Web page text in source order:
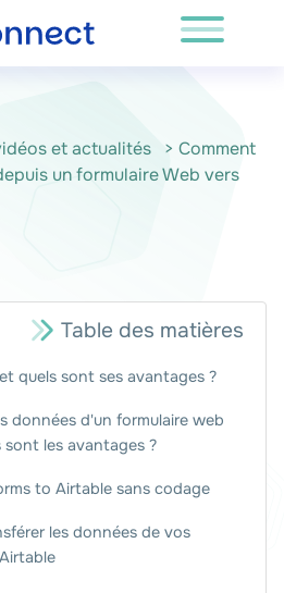
et actualités
> Comment
un formulaire Web vers
Table des matières
quels sont ses avantages ?
données d'un formulaire web
les avantages ?
to Airtable sans codage
les données de vos